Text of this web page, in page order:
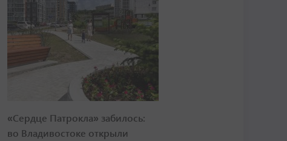
«Сердце Патрокла» забилось:
во Владивостоке открыли